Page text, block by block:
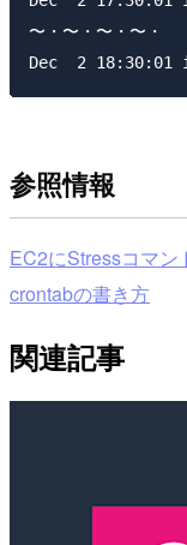
〜・〜・〜・〜・
参照情報
EC2にStressコマ
crontabの書き方
関連記事